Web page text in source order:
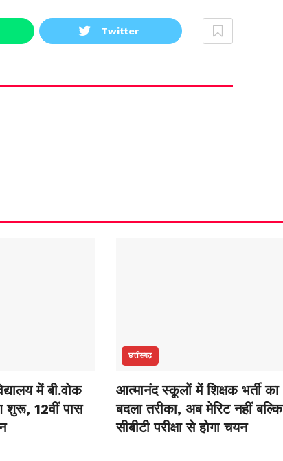
Twitter
में बी.वोक
शुरू, 12वीं पास
छत्तीसगढ़
आत्मानंद स्कूलों में शिक्षक भर्ती का
बदला तरीका, अब मेरिट नहीं बल्कि
सीबीटी परीक्षा से होगा चयन